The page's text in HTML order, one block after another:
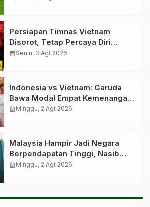
Persiapan Timnas Vietnam
Disorot, Tetap Percaya Diri
Hadapi Indonesia
calendar_monthSenin, 3 Agt 2026
Indonesia vs Vietnam: Garuda
Bawa Modal Empat Kemenangan
Beruntun
calendar_monthMinggu, 2 Agt 2026
Malaysia Hampir Jadi Negara
Berpendapatan Tinggi, Nasib
PMI?
calendar_monthMinggu, 2 Agt 2026